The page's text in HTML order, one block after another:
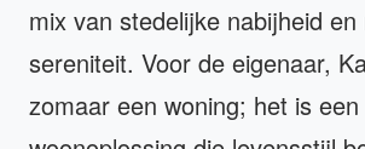
mix van stedelijke nabijheid
sereniteit. Voor de eigenaar,
zomaar een woning; het is